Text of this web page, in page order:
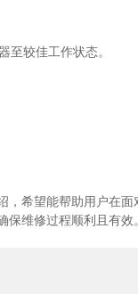
较佳工作状态。
希望能帮助用户在面
维修过程顺利且有效。